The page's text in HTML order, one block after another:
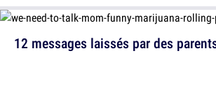
12 messages laissés par des